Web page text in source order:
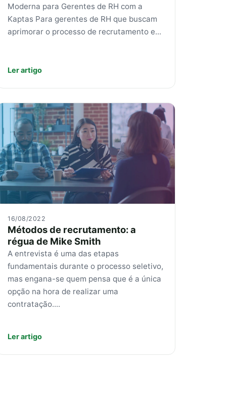
Moderna para Gerentes de RH com a
Kaptas Para gerentes de RH que buscam
aprimorar o processo de recrutamento e...
Ler artigo
16/08/2022
Métodos de recrutamento: a
régua de Mike Smith
A entrevista é uma das etapas
fundamentais durante o processo seletivo,
mas engana-se quem pensa que é a única
opção na hora de realizar uma
contratação....
Ler artigo